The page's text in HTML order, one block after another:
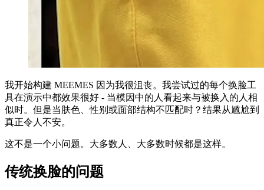
我开始构建 MEEMES 因为我很沮丧。我尝试过的每个换脸工
具在演示中都效果很好 - 当模因中的人看起来与被换入的人相
似时。但是当肤色、性别或面部结构不匹配时？结果从尴尬到
真正令人不安。
这不是一个小问题。大多数人、大多数时候都是这样。
传统换脸的问题